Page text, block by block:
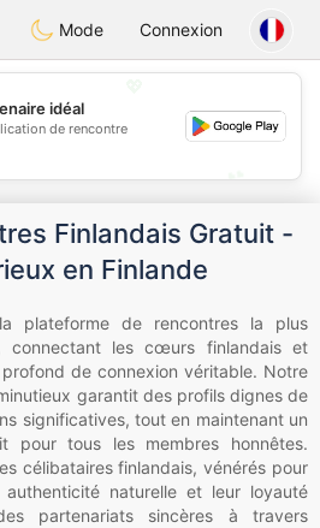
Mode Connexion
idéal
de rencontre
Finlandais Gratuit -
en Finlande
plateforme de rencontres la plus
connectant les cœurs finlandais et
de connexion véritable. Notre
garantit des profils dignes de
significatives, tout en maintenant un
pour tous les membres honnêtes.
célibataires finlandais, vénérés pour
naturelle et leur loyauté
partenariats sincères à travers